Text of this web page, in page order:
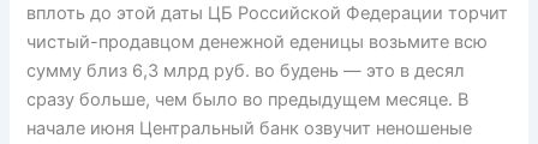
вплоть до этой даты ЦБ Российской Федерации торчит
чистый-продавцом денежной еденицы возьмите всю
сумму близ 6,3 млрд руб. во будень — это в десял
сразу больше, чем было во предыдущем месяце. В
начале июня Центральный банк озвучит неношеные